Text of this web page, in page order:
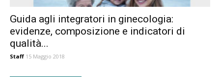
Guida agli integratori in ginecologia:
evidenze, composizione e indicatori di
qualità...
Staff 15 Maggio 2018